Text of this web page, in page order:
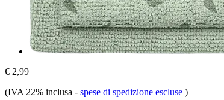
€ 2,99
(IVA 22% inclusa - spese di spedizione escluse )